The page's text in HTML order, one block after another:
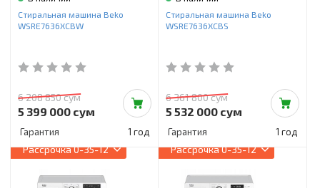
Инструменты и техника
Красота и здоровье
Пылесосы
Фильтры для воды
Сантехника
Стиральная машина Beko
WSRE7636XCBW
6 208 850 сум
5 399 000 сум
Гарантия 1 год
Стиральная машина Beko
WSRE7636XCBS
6 361 800 сум
5 532 000 сум
Гарантия 1 год
Рассрочка0-35-12 Рассрочка0-35-12